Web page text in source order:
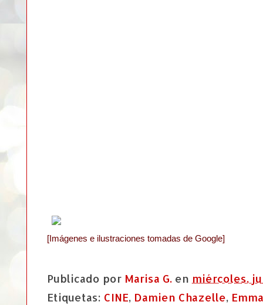
[Imágenes e ilustraciones tomadas de Google]
Publicado por Marisa G. en miércoles,
Etiquetas: CINE, Damien Chazelle,